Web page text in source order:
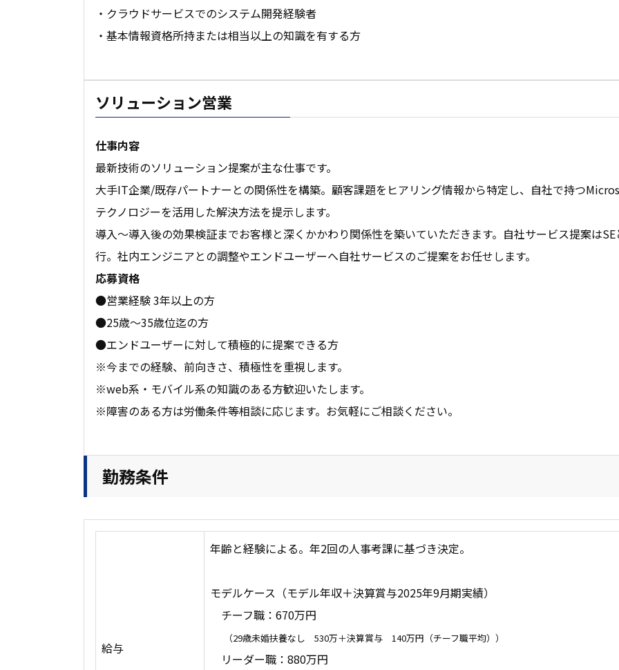
・クラウドサービスでのシステム開発経験者
・基本情報資格所持または相当以上の知識を有する方
ソリューション営業
仕事内容
最新技術のソリューション提案が主な仕事です。
大手IT企業/既存パートナーとの関係性を構築。顧客課題をヒアリング情報から特定し、自社で持つ
テクノロジーを活用した解決方法を提示します。
導入～導入後の効果検証までお客様と深くかかわり関係性を築いていただきます。自社サービス提案はSE
行。社内エンジニアとの調整やエンドユーザーへ自社サービスのご提案をお任せします。
応募資格
●営業経験 3年以上の方
●25歳〜35歳位迄の方
●エンドユーザーに対して積極的に提案できる方
※今までの経験、前向きさ、積極性を重視します。
※web系・モバイル系の知識のある方歓迎いたします。
※障害のある方は労働条件等相談に応じます。お気軽にご相談ください。
勤務条件
給与
年齢と経験による。年2回の人事考課に基づき決定。
モデルケース（モデル年収＋決算賞与2025年9月期実績）
チーフ職：670万円
（29歳未婚扶養なし 530万＋決算賞与 140万円（チーフ職平均））
リーダー職：880万円